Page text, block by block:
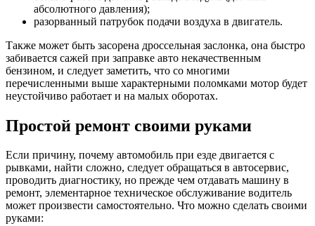
абсолютного давления);
разорванный патрубок подачи воздуха в двигатель.
Также может быть засорена дроссельная заслонка, она быстро
забивается сажей при заправке авто некачественным
бензином, и следует заметить, что со многими
перечисленными выше характерными поломками мотор будет
неустойчиво работает и на малых оборотах.
Простой ремонт своими руками
Если причину, почему автомобиль при езде двигается с
рывками, найти сложно, следует обращаться в автосервис,
проводить диагностику, но прежде чем отдавать машину в
ремонт, элементарное техническое обслуживание водитель
может произвести самостоятельно. Что можно сделать своими
руками: